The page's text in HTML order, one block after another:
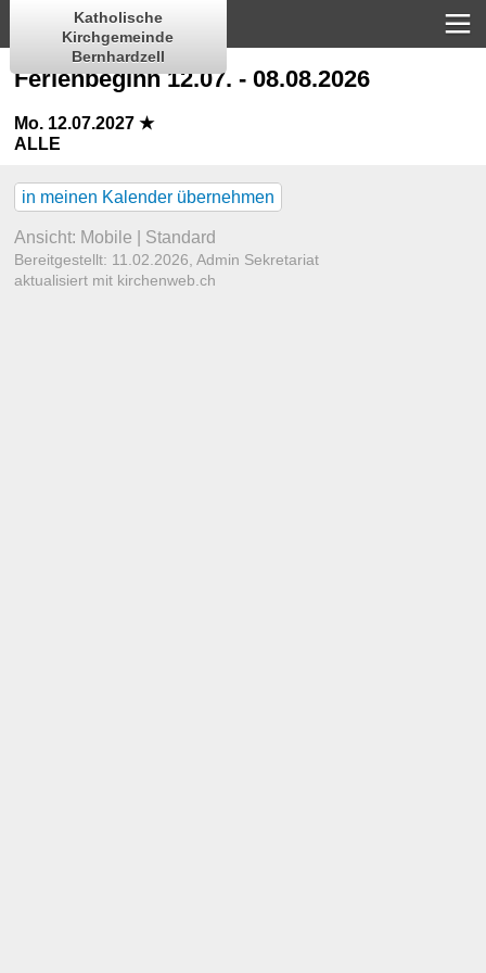
Katholische
Kirchgemeinde
Bernhardzell
Ferienbeginn 12.07. - 08.08.2026
Mo. 12.07.2027 ★
ALLE
in meinen Kalender übernehmen
Ansicht: Mobile Standard
Bereitgestellt: 11.02.2026,Admin Sekretariat
aktualisiert mit kirchenweb.ch